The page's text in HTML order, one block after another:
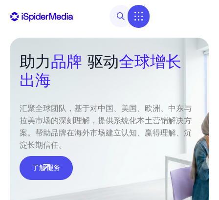
助力品牌
出海
驱动全球增长
汇聚全球团队， 基于对中国、美国、欧洲、中东与
拉美市场的深刻理解 ，提供系统化本土营销解决方
案。帮助品牌在海外市场建立认知、赢得理解、沉
淀长期信任。
了解服务